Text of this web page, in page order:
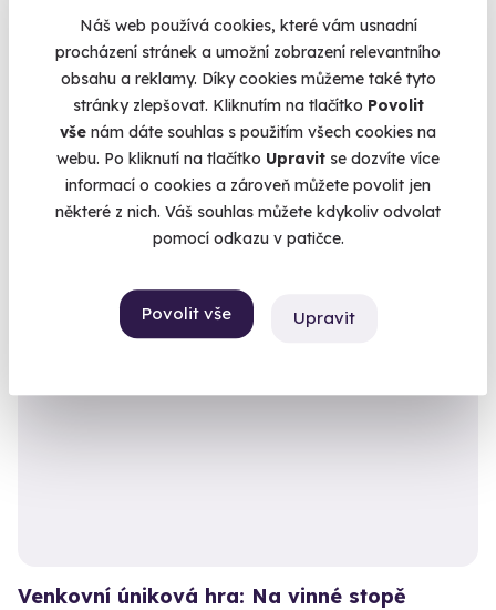
Náš web používá cookies, které vám usnadní
procházení stránek a umožní zobrazení relevantního
obsahu a reklamy. Díky cookies můžeme také tyto
stránky zlepšovat. Kliknutím na tlačítko Povolit
vše nám dáte souhlas s použitím všech cookies na
webu. Po kliknutí na tlačítko Upravit se dozvíte více
informací o cookies a zároveň můžete povolit jen
některé z nich. Váš souhlas můžete kdykoliv odvolat
pomocí odkazu v patičce.
Povolit vše Upravit
8.0
Venkovní úniková hra: Pivní výlet do
budoucnosti
Vaše mise: zachránit pivo.
Pardubice (+ 12 dalších lokalit)
Venkovní úniková hra: Na vinné stopě